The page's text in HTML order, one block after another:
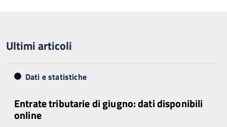
Ultimi articoli
Dati e statistiche
Entrate tributarie di giugno: dati disponibili
online